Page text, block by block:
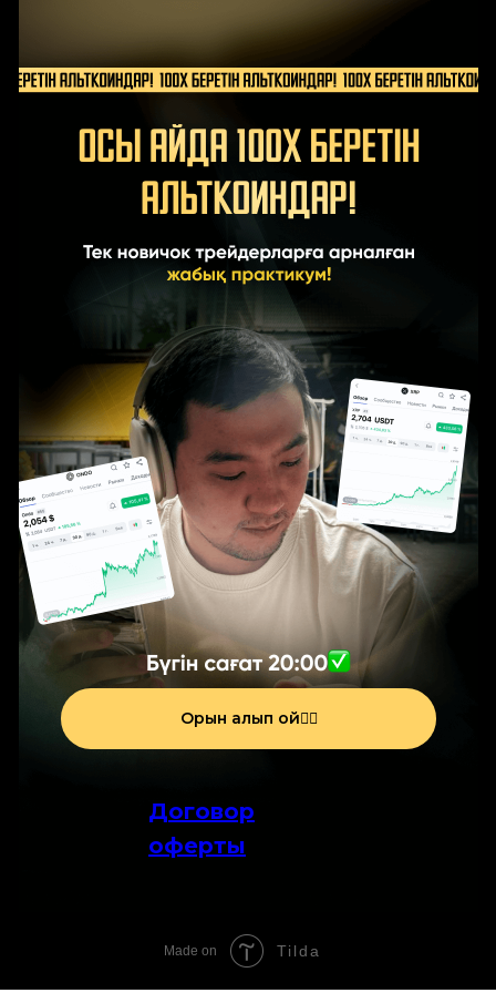
Орын алып қой👇🏻
Договор
оферты
Made on Tilda